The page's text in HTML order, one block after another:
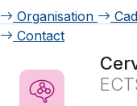
Organisation
Contact